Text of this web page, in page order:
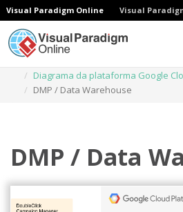
Visual Paradigm Online Visual
Diagrama da plataforma Google
DMP / Data Warehouse
DMP / Data